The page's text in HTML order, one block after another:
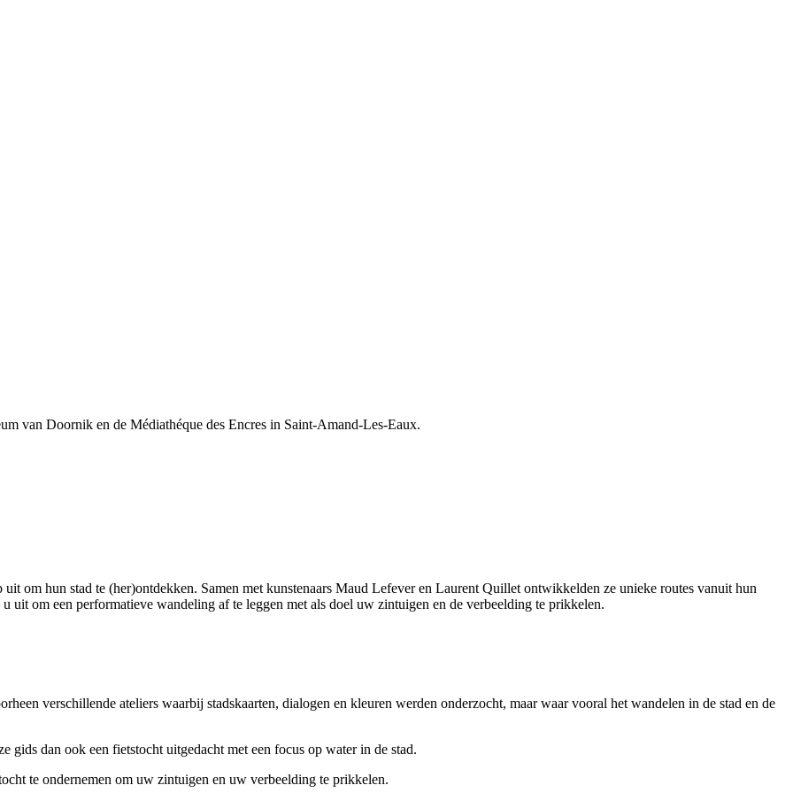
van Doornik en de Médiathéque des Encres in Saint-Amand-Les-Eaux.
om hun stad te (her)ontdekken. Samen met kunstenaars Maud Lefever en Laurent Quillet ontwikkelden ze unieke routes vanuit hun
uit om een performatieve wandeling af te leggen met als doel uw zintuigen en de verbeelding te prikkelen.
verschillende ateliers waarbij stadskaarten, dialogen en kleuren werden onderzocht, maar waar vooral het wandelen in de stad en de
dan ook een fietstocht uitgedacht met een focus op water in de stad.
te ondernemen om uw zintuigen en uw verbeelding te prikkelen.